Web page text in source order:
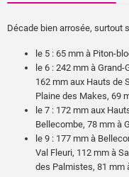
Décade bien arrosée, surtout
le 5 : 65 mm à Piton-
le 6 : 242 mm à
162 mm aux Hauts de
Plaine des Makes, 69
le 7 : 172 mm aux
Bellecombe, 78 mm à
le 9 : 177 mm à
Val Fleuri, 112 mm à
des Palmistes, 81 mm